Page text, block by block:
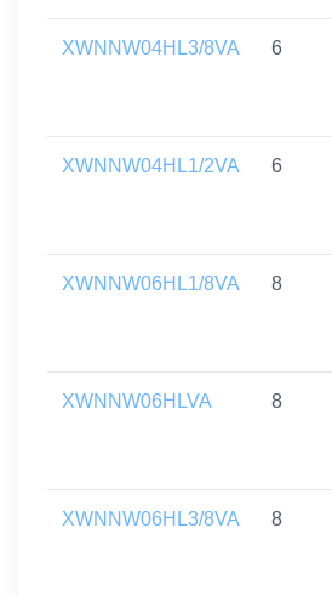
XWNNW04HL3/8VA 6
XWNNW04HL1/2VA 6
XWNNW06HL1/8VA 8
XWNNW06HLVA 8
XWNNW06HL3/8VA 8